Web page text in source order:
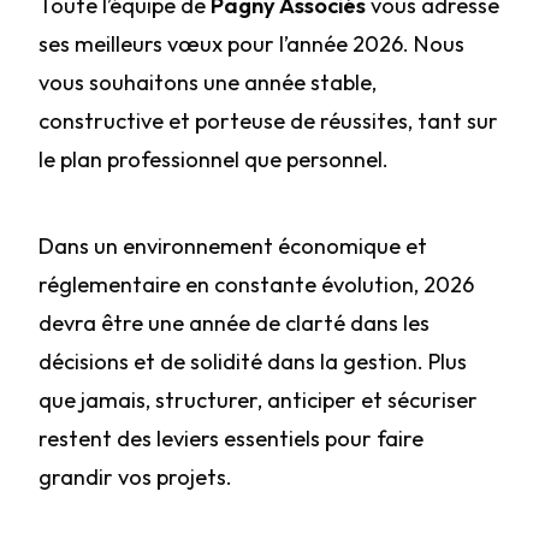
ses meilleurs vœux pour l’année 2026. Nous
vous souhaitons une année stable,
constructive et porteuse de réussites, tant sur
le plan professionnel que personnel.
Dans un environnement économique et
réglementaire en constante évolution, 2026
devra être une année de clarté dans les
décisions et de solidité dans la gestion. Plus
que jamais, structurer, anticiper et sécuriser
restent des leviers essentiels pour faire
grandir vos projets.